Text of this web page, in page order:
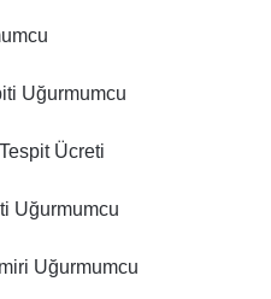
Uğurmumcu
Ücreti​
Uğurmumcu
Uğurmumcu